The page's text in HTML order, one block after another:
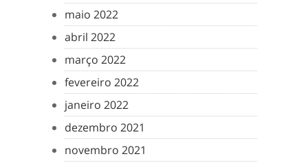
maio 2022
abril 2022
março 2022
fevereiro 2022
janeiro 2022
dezembro 2021
novembro 2021